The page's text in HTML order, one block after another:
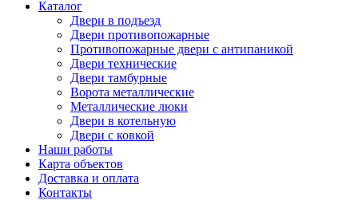
Каталог
Двери в подъезд
Двери противопожарные
Противопожарные двери с антипаникой
Двери технические
Двери тамбурные
Ворота металлические
Металлические люки
Двери в котельную
Двери с ковкой
Наши работы
Карта объектов
Доставка и оплата
Контакты